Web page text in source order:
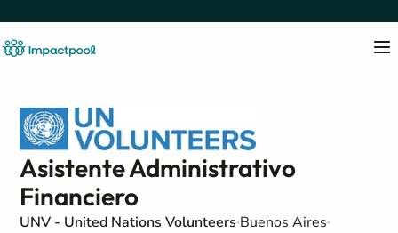
Asistente Administrativo
Financiero
UNV - United Nations Volunteers Buenos Aires